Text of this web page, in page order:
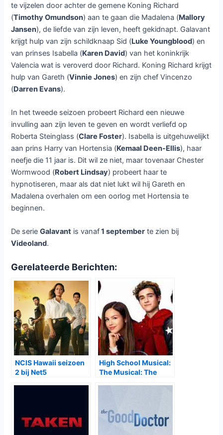
te vijzelen door achter de gemene Koning Richard
(Timothy Omundson) aan te gaan die Madalena (Mallory
Jansen), de liefde van zijn leven, heeft gekidnapt. Galavant
krijgt hulp van zijn schildknaap Sid (Luke Youngblood) en
van prinses Isabella (Karen David) van het koninkrijk
Valencia wat is veroverd door Richard. Koning Richard krijgt
hulp van Gareth (Vinnie Jones) en zijn chef Vincenzo
(Darren Evans).
In het tweede seizoen probeert Richard een nieuwe
invulling aan zijn leven te geven en wordt verliefd op
Roberta Steinglass (Clare Foster). Isabella is uitgehuwelijkt
aan prins Harry van Hortensia (Kemaal Deen-Ellis), haar
neefje die 11 jaar is. Dit wil ze niet, maar tovenaar Chester
Wormwood (Robert Lindsay) probeert haar te
hypnotiseren, maar als dat niet lukt wil hij Gareth en
Madalena overhalen om een oorlog met Hortensia te
beginnen.
De serieGalavant is vanaf1 september te zien bij
Videoland.
Gerelateerde Berichten:
NCIS Hawaii seizoen
2 bij Net5
High School Musical:
The Musical: The